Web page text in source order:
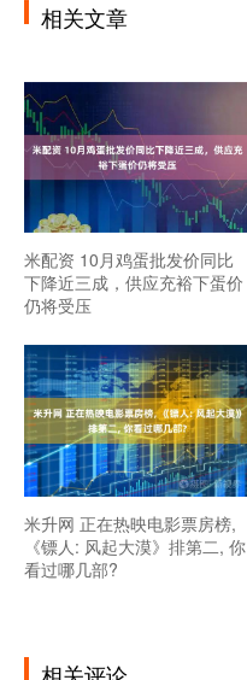
相关文章
米配资 10月鸡蛋批发价同比
下降近三成，供应充裕下蛋价
仍将受压
米升网 正在热映电影票房榜,
《镖人: 风起大漠》排第二, 你
看过哪几部?
相关评论